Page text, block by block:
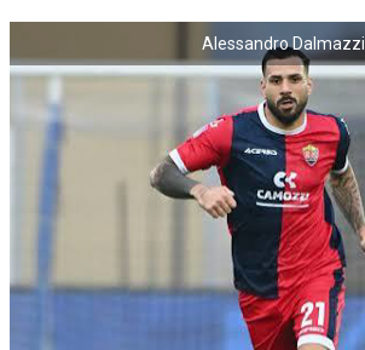
ANIMALI
NECROLOGI
ACCEDI
Alessandro Dalmazzi